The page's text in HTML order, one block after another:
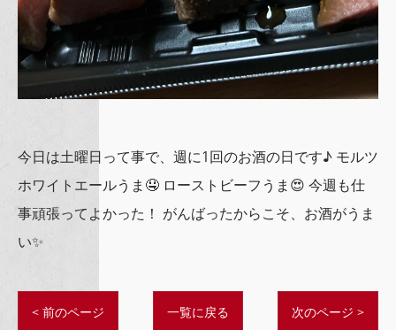
今日は土曜日って事で、週に1回のお酒の日です♪ モルツ
ホワイトエールうま🤤 ローストビーフうま😍 今週も仕
事頑張ってよかった！ がんばったからこそ、お酒がうま
い✨
< 前のページ 一覧に戻る 次のページ >